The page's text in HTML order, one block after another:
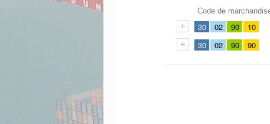
Code de
30 02 90 10
30 02 90 90